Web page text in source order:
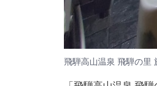
飛騨高山温泉 飛騨の里